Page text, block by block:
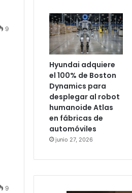
9
9
Hyundai adquiere
el 100% de Boston
Dynamics para
desplegar al robot
humanoide Atlas
en fábricas de
automóviles
junio 27, 2026